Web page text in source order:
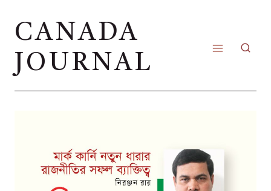
CANADA
JOURNAL